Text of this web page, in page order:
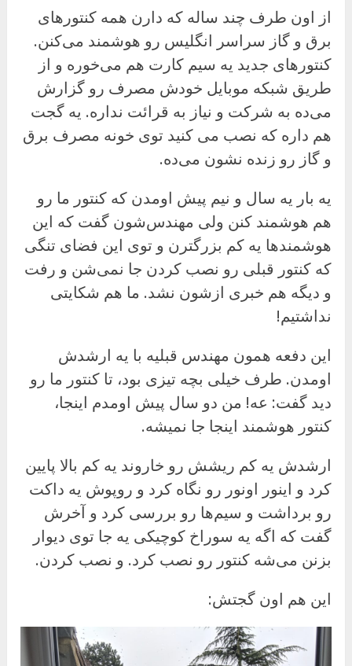
از اون طرف چند ساله که دارن همه کنتورهای
برق و گاز سراسر انگلیس رو هوشمند می‌کنن.
کنتورهای جدید یه سیم کارت هم می‌خوره و از
طریق شبکه موبایل خودش مصرف رو گزارش
می‌ده به شرکت و نیاز به قرائت نداره. یه گجت
هم داره که نصب می کنید توی خونه مصرف برق
و گاز رو زنده نشون می‌ده.
یه بار یه سال و نیم پیش اومدن که کنتور ما رو
هم هوشمند کنن ولی مهندس‌شون گفت که این
هوشمندها یه کم بزرگترن و توی این فضای تنگی
که کنتور قبلی رو نصب کردن جا نمی‌شن و رفت
و دیگه هم خبری ازشون نشد. ما هم شکایتی
نداشتیم!
این دفعه همون مهندس قبلیه با یه ارشدش
اومدن. طرف خیلی بچه تیزی بود، تا کنتور ما رو
دید گفت: عه! من دو سال پیش اومدم اینجا،
کنتور هوشمند اینجا جا نمیشه.
ارشدش یه کم ریشش رو خاروند یه کم بالا پایین
کرد و اینور اونور رو نگاه کرد و روپوش یه داکت
رو برداشت و سیم‌ها رو بررسی کرد و آخرش
گفت که اگه یه سوراخ کوچیکی یه جا توی دیوار
بزنن می‌شه کنتور رو نصب کرد. و نصب کردن.
این هم اون گجتش: